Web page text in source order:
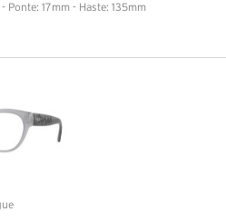
Ponte: 17mm - Haste: 135mm